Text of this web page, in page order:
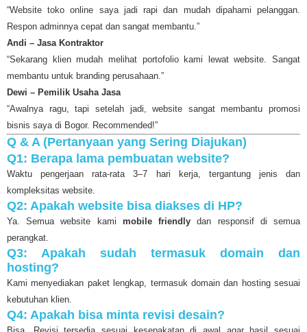
“Website toko online saya jadi rapi dan mudah dipahami pelanggan.
Respon adminnya cepat dan sangat membantu.”
Andi – Jasa Kontraktor
“Sekarang klien mudah melihat portofolio kami lewat website. Sangat
membantu untuk branding perusahaan.”
Dewi – Pemilik Usaha Jasa
“Awalnya ragu, tapi setelah jadi, website sangat membantu promosi
bisnis saya di Bogor. Recommended!”
Q & A (Pertanyaan yang Sering Diajukan)
Q1: Berapa lama pembuatan website?
Waktu pengerjaan rata-rata 3–7 hari kerja, tergantung jenis dan
kompleksitas website.
Q2: Apakah website bisa diakses di HP?
Ya. Semua website kami mobile friendly dan responsif di semua
perangkat.
Q3: Apakah sudah termasuk domain dan
hosting?
Kami menyediakan paket lengkap, termasuk domain dan hosting sesuai
kebutuhan klien.
Q4: Apakah bisa minta revisi desain?